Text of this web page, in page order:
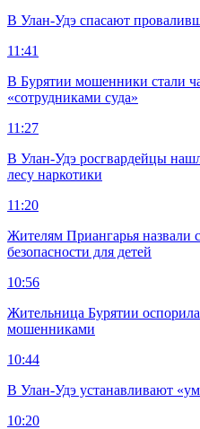
В Улан-Удэ спасают
11:41
В Бурятии мошенники стали
«сотрудниками суда»
11:27
В Улан-Удэ росгвардейцы
лесу наркотики
11:20
Жителям Приангарья назвали
безопасности для детей
10:56
Жительница Бурятии
мошенниками
10:44
В Улан-Удэ устанавливают
10:20